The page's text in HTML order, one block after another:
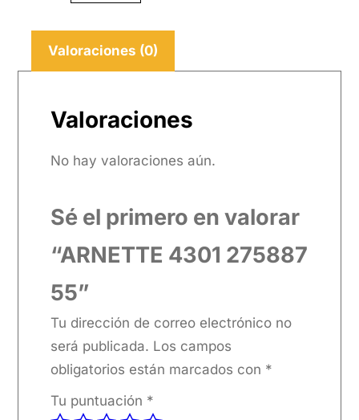
Valoraciones (0)
Valoraciones
No hay valoraciones aún.
Sé el primero en valorar
“ARNETTE 4301 275887
55”
Tu dirección de correo electrónico no
será publicada. Los campos
obligatorios están marcados con *
Tu puntuación *